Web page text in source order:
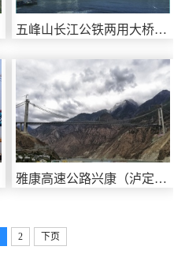
五峰山长江公铁两用大桥（在建）
雅康高速公路兴康（泸定大渡...
2 下页